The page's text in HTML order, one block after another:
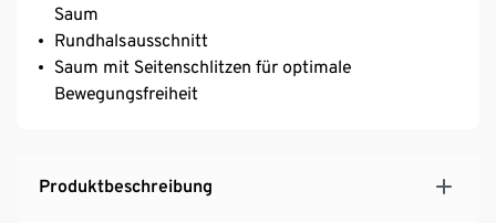
Saum
Rundhalsausschnitt
Saum mit Seitenschlitzen für optimale
Bewegungsfreiheit
Produktbeschreibung